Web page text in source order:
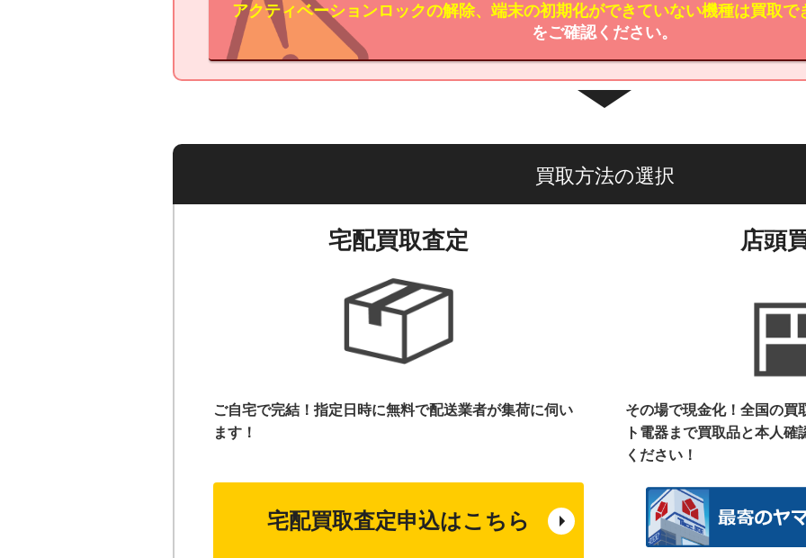
アクティベーションロックの解除、端末の初期化ができていない機種は買取で
をご確認ください。
買取方法の選択
宅配買取査定
ご自宅で完結！指定日時に無料で配送業者が集荷に伺い
ます！
宅配買取査定申込はこちら
店頭
その場で現金化！全国の買
ト電器まで買取品と本人確
ください！